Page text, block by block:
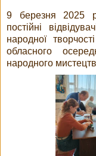
9 березня 2025
постійні
народної
обласного
народного